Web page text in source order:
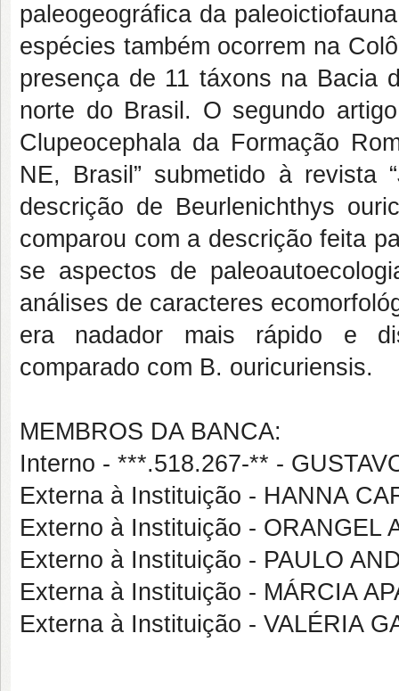
paleogeográfica da
espécies também ocorrem na
presença de 11 táxons na Bacia
norte do Brasil. O segundo
Clupeocephala da Formação
NE, Brasil” submetido à revista
descrição de Beurlenichthys
comparou com a descrição feita
se aspectos de
análises de caracteres
era nadador mais rápido e
comparado com B. ouricuriensis.
MEMBROS DA BANCA:
Interno - ***.518.267-** -
Externa à Instituição - HANNA
Externo à Instituição - ORANGEL
Externo à Instituição - PAULO
Externa à Instituição - MÁRCIA
Externa à Instituição - VALÉRIA